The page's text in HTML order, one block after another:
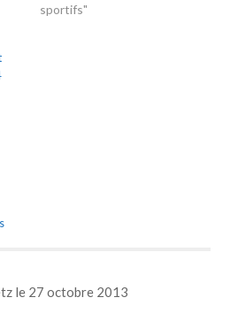
sportifs"
le 27 octobre 2013